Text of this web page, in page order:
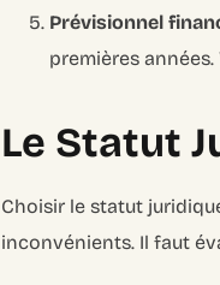
Prévisionnel
premières
Le Statut
Choisir le statut
inconvénients. Il faut